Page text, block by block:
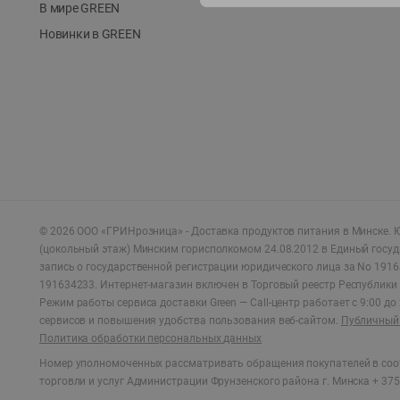
В мире GREEN
Новинки в GREEN
© 2026 ООО «ГРИНрозница» - Доставка продуктов питания в Минске.
(цокольный этаж) Минским горисполкомом 24.08.2012 в Единый
запись о государственной регистрации юридического лица за No
191634233. Интернет-магазин включен в Торговый реестр
Режим работы сервиса доставки Green — Call-центр работает с 9:00
сервисов и повышения удобства пользования веб-сайтом. Публичный
Политика обработки персональных данных
Номер уполномоченных рассматривать обращения покупателей в
торговли и услуг Администрации Фрунзенского района г. Минска +